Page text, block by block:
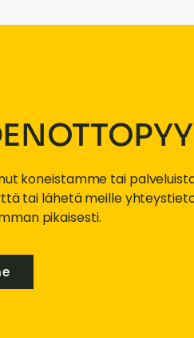
koneistamme tai
tai lähetä meille
pikaisesti.